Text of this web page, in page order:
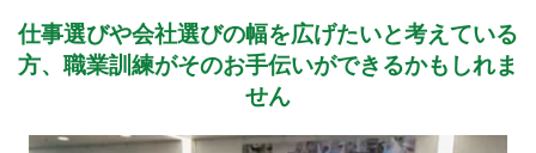
仕事選びや会社選びの幅を広げたいと考えている
方、職業訓練がそのお手伝いができるかもしれま
せん